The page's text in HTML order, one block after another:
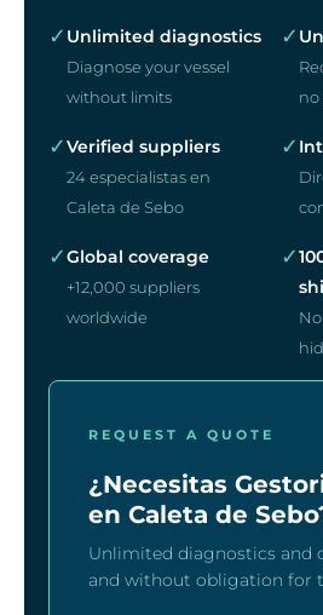
✓ Unlimited diagnostics
Diagnose your vessel
without limits
✓
no
✓Verified suppliers
24 especialistas en
Caleta de Sebo
✓
✓Global coverage
+12,000 suppliers
worldwide
✓
REQUEST A QUOTE
¿Necesitas
en Caleta de
Unlimited diagnostics and
and without obligation for